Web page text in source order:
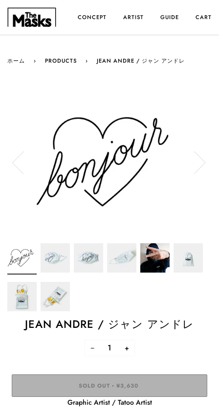
プ
CONCEPT ARTIST GUIDE CART
ホーム › PRODUCTS › JEAN ANDRE / ジャン アンドレ
JEAN ANDRE / ジャン アンドレ
− +
SOLD OUT • ¥3,630
Graphic Artist / Tatoo Artist